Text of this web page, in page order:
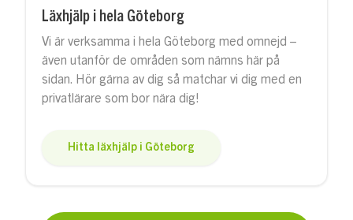
Läxhjälp i hela Göteborg
Vi är verksamma i hela Göteborg med omnejd –
även utanför de områden som nämns här på
sidan. Hör gärna av dig så matchar vi dig med en
privatlärare som bor nära dig!
Hitta läxhjälp i Göteborg